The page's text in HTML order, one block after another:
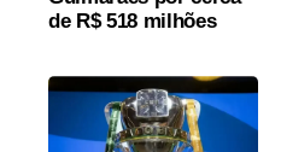
de R$ 518 milhões